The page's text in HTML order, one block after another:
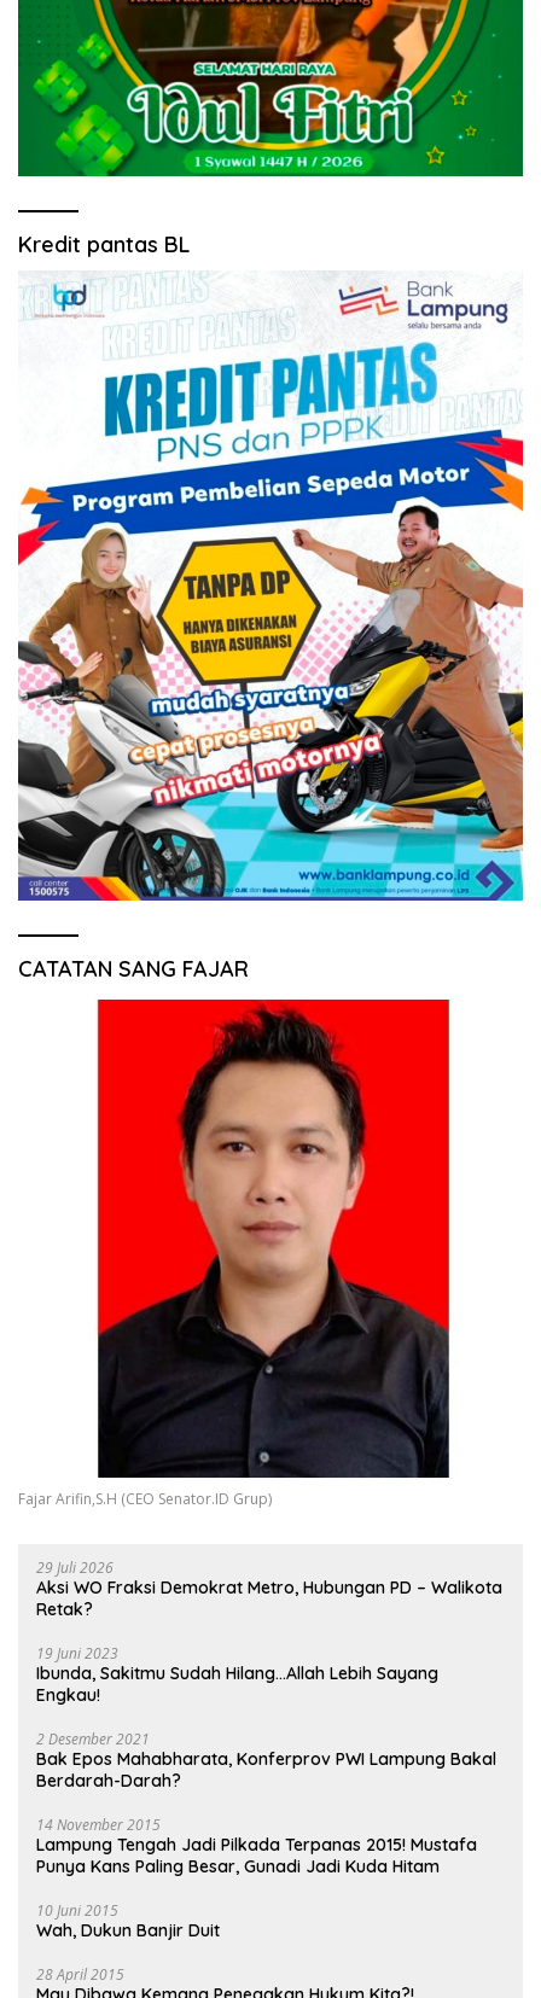
Kredit pantas BL
CATATAN SANG FAJAR
Fajar Arifin,S.H (CEO Senator.ID Grup)
29 Juli 2026
Aksi WO Fraksi Demokrat Metro, Hubungan PD – Walikota
Retak?
19 Juni 2023
Ibunda, Sakitmu Sudah Hilang…Allah Lebih Sayang
Engkau!
2 Desember 2021
Bak Epos Mahabharata, Konferprov PWI Lampung Bakal
Berdarah-Darah?
14 November 2015
Lampung Tengah Jadi Pilkada Terpanas 2015! Mustafa
Punya Kans Paling Besar, Gunadi Jadi Kuda Hitam
10 Juni 2015
Wah, Dukun Banjir Duit
28 April 2015